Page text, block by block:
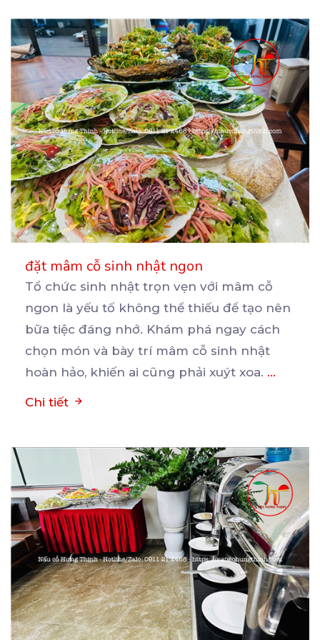
đặt mâm cỗ sinh nhật ngon
Tổ chức sinh nhật trọn vẹn với mâm cỗ
ngon là yếu tố không thể thiếu để tạo nên
bữa tiệc đáng nhớ. Khám phá ngay cách
chọn món và bày trí mâm cỗ sinh nhật
hoàn hảo, khiến ai cũng phải xuýt xoa. ...
Chi tiết